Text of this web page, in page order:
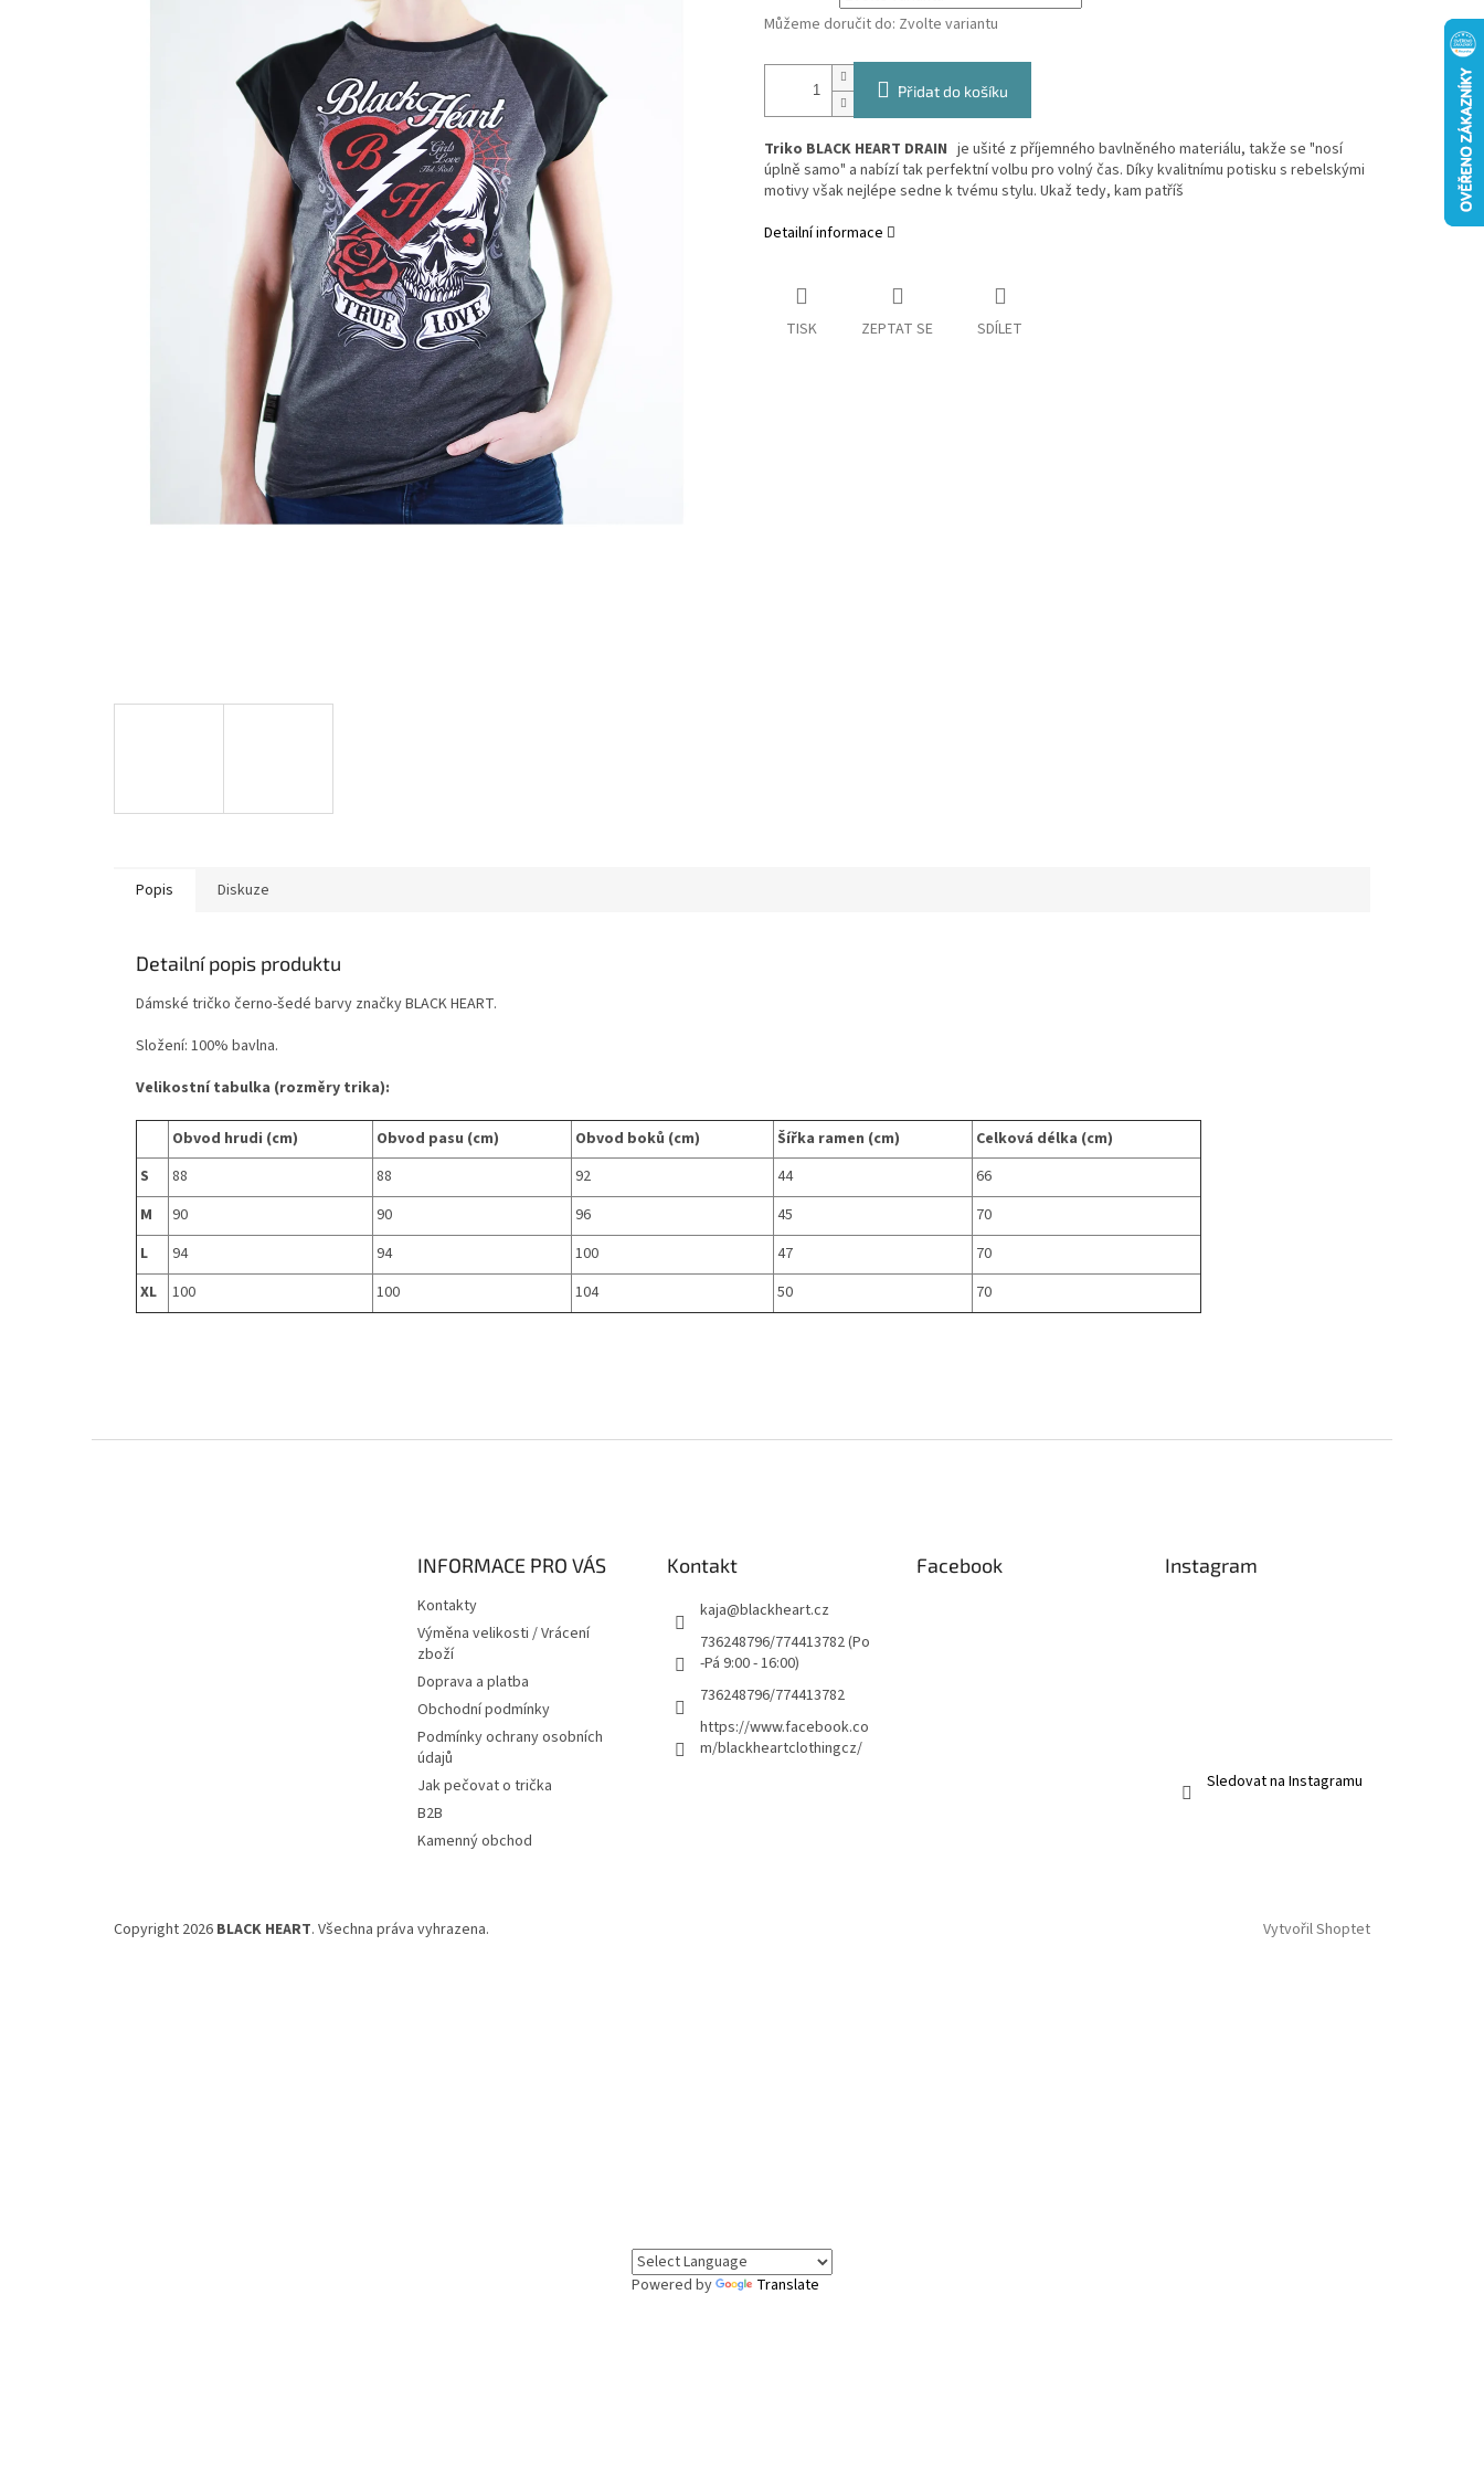
Můžeme doručit do: Zvolte variantu
Přidat do košíku
Triko BLACK HEART DRAIN je ušité z příjemného bavlněného materiálu, takže se "nosí
úplně samo" a nabízí tak perfektní volbu pro volný čas. Díky kvalitnímu potisku s rebelskými
motivy však nejlépe sedne k tvému stylu. Ukaž tedy, kam patříš
Detailní informace
TISK ZEPTAT SE SDÍLET
Popis Diskuze
Detailní popis produktu
Dámské tričko černo-šedé barvy značky BLACK HEART.
Složení: 100% bavlna.
Velikostní tabulka (rozměry trika):
Obvod hrudi (cm) Obvod pasu (cm) Obvod boků (cm) Šířka ramen (cm)
Celková délka (cm)
S
88 88 92 44
66
M
90 90 96 45
70
L
94 94 100 47
70
XL
100 100 104 50 70
INFORMACE PRO VÁS
Kontakty
Výměna velikosti / Vrácení
zboží
Doprava a platba
Obchodní podmínky
Podmínky ochrany osobních
údajů
Jak pečovat o trička
B2B
Kamenný obchod
Kontakt
kaja@blackheart.cz
736248796/774413782 (Po
-Pá 9:00 - 16:00)
736248796/774413782
https://www.facebook.co
m/blackheartclothingcz/
Facebook Instagram
Sledovat na Instagramu
Vytvořil Shoptet
Copyright 2026 BLACK HEART. Všechna práva vyhrazena.
Powered by Translate